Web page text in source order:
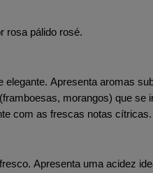
rosa pálido rosé.
elegante. Apresenta aromas
morangos) que se
com as frescas notas cítricas.
Apresenta uma acidez